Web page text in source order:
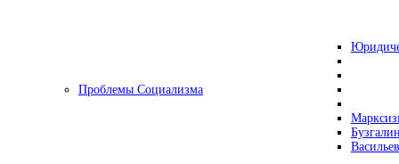
Проблемы Социализма